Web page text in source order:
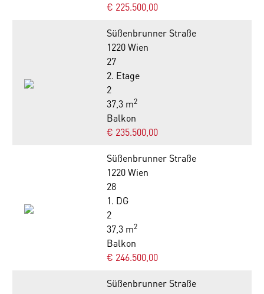
€ 225.500,00
Süßenbrunner Straße
1220 Wien
27
2. Etage
2
37,3 m2
Balkon
€ 235.500,00
Süßenbrunner Straße
1220 Wien
28
1. DG
2
37,3 m2
Balkon
€ 246.500,00
Süßenbrunner Straße